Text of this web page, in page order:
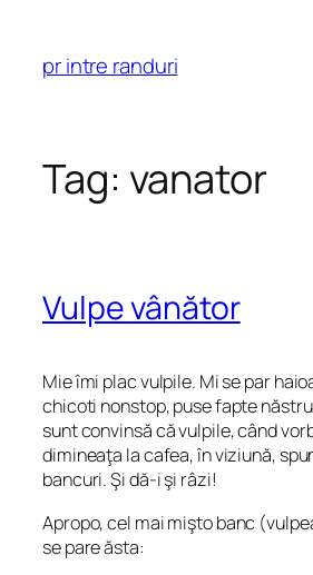
content
pr intre randuri
Tag: vanator
Vulpe vânător
Mie îmi plac vulpile. Mi se par
chicoti nonstop, puse fapte
sunt convinsă că vulpile, când
dimineaţa la cafea, în viziună,
bancuri. Şi dă-i şi râzi!
Apropo, cel mai mişto banc
se pare ăsta: